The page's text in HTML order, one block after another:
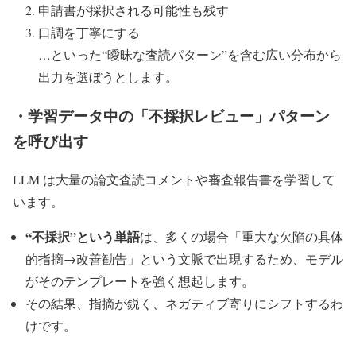
申請書が採択される可能性も残す
口調を丁寧にする
…といった“曖昧な査読パターン”を含む広い分布から
出力を選ぼうとします。
・学習データ中の「不採択レビュー」パターン
を呼び出す
LLM は大量の論文査読コメントや審査報告書を学習して
います。
“不採択”という単語は、多くの場合「重大な欠陥の具体
的指摘→改善勧告」という文脈で出現するため、モデル
がそのテンプレートを強く想起します。
その結果、指摘が鋭く、ネガティブ寄りにシフトするわ
けです。